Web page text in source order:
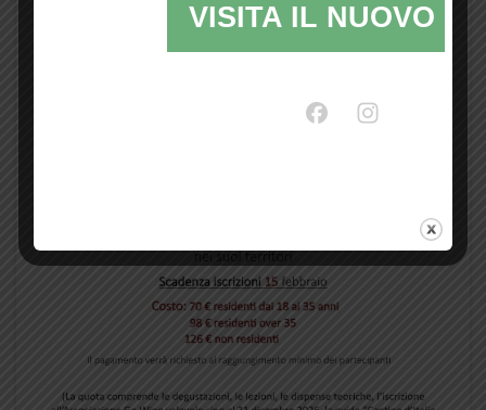
VISITA IL NUOVO